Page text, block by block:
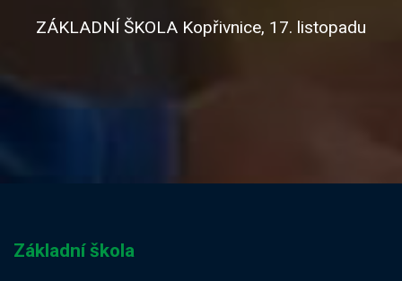
ZÁKLADNÍ ŠKOLA Kopřivnice, 17. listopadu
Základní škola